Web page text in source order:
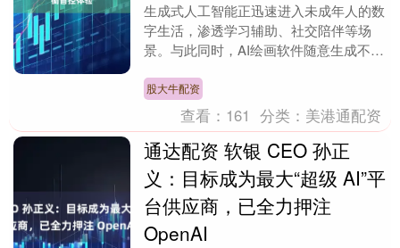
生成式人工智能正迅速进入未成年人的数
字生活，渗透学习辅助、社交陪伴等场
景。与此同时，AI绘画软件随意生成不良
师”，智能问答工具....
股大牛配资
查看： 161 分类： 美港通配资
通达配资 软银 CEO 孙正
义：目标成为最大“超级 AI”平
台供应商，已全力押注
OpenAI